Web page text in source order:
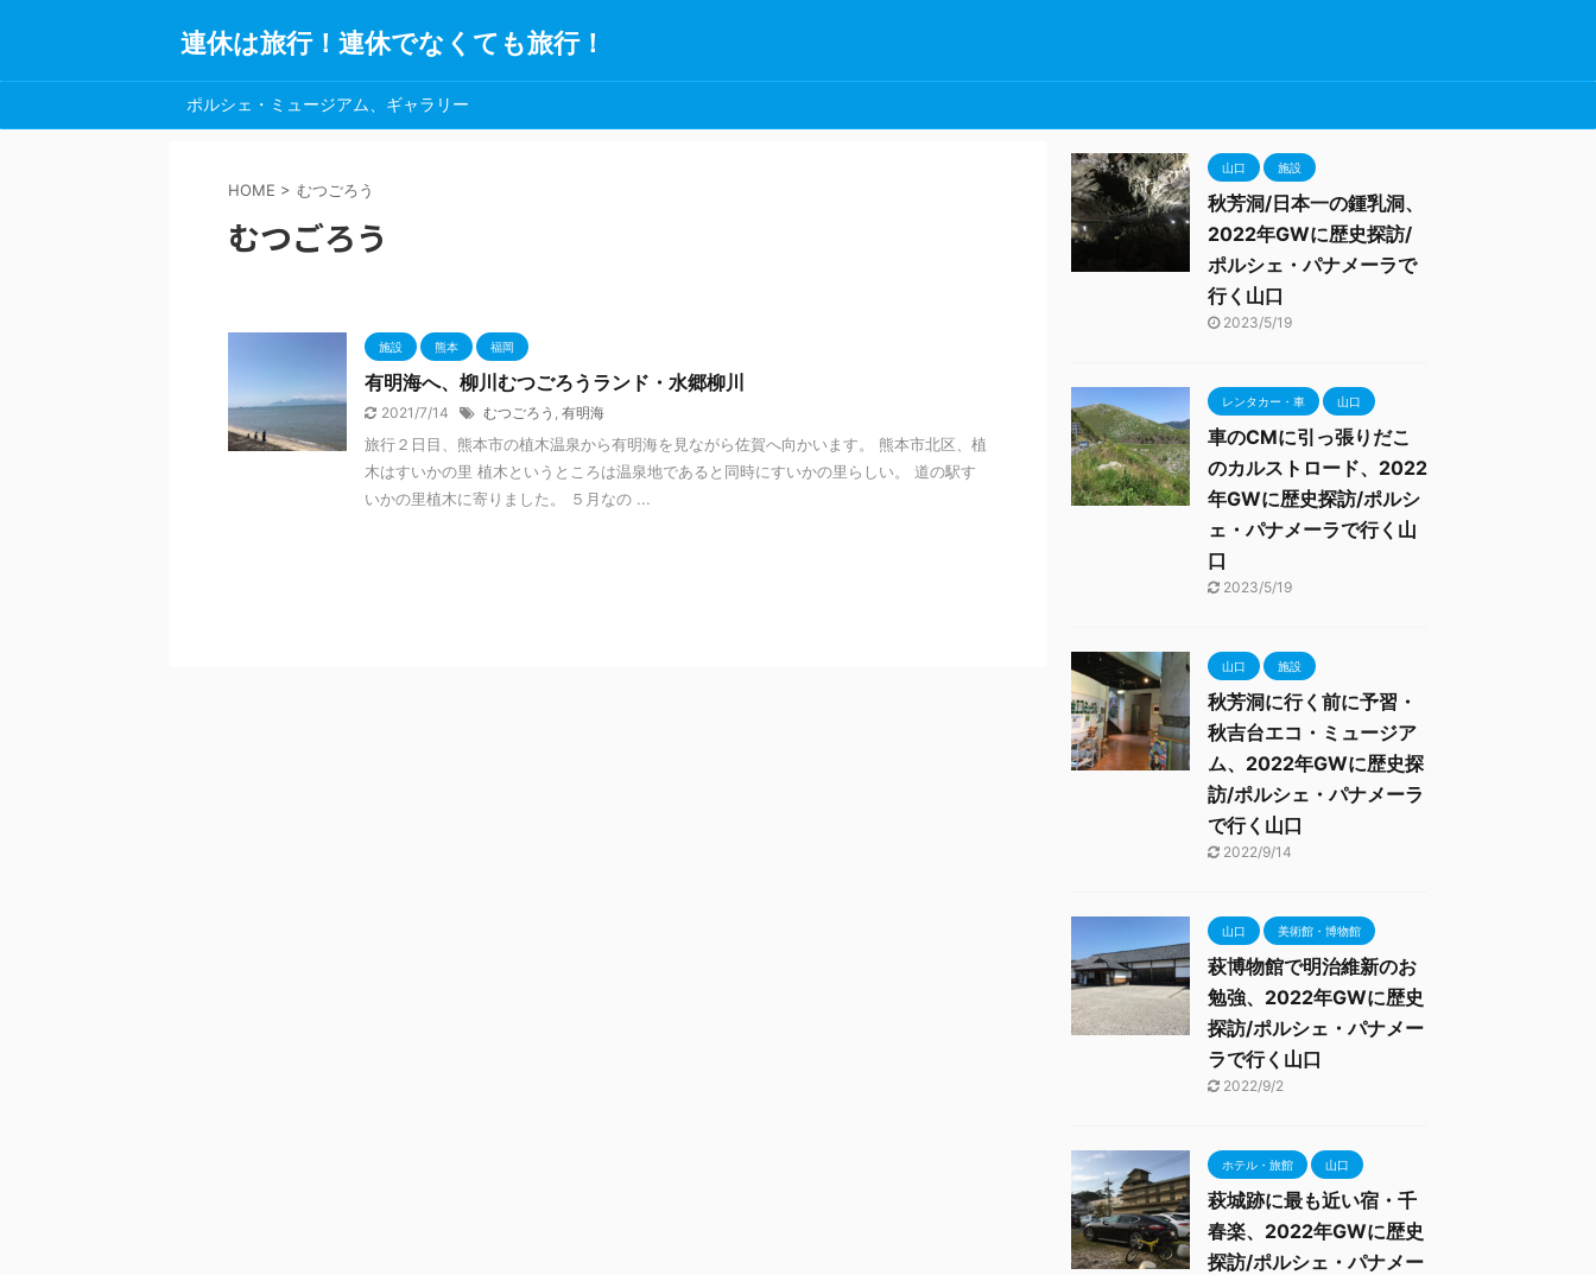
連休は旅行！連休でなくても旅行！
ポルシェ・ミュージアム、ギャラリー
HOME > むつごろう
むつごろう
施設 熊本 福岡
有明海へ、柳川むつごろうランド・水郷柳川
2021/7/14 むつごろう , 有明海
旅行２日目、熊本市の植木温泉から有明海を見ながら佐賀へ向かいます。 熊本市北区、植
木はすいかの里 植木というところは温泉地であると同時にすいかの里らしい。 道の駅す
いかの里植木に寄りました。 ５月なの ...
山口 施設
秋芳洞/日本一の鍾乳洞、
2022年GWに歴史探訪/
ポルシェ・パナメーラで
行く山口
2023/5/19
レンタカー・車 山口
車のCMに引っ張りだこ
のカルストロード、2022
年GWに歴史探訪/ポルシ
ェ・パナメーラで行く山
口
2023/5/19
山口 施設
秋芳洞に行く前に予習・
秋吉台エコ・ミュージア
ム、2022年GWに歴史探
訪/ポルシェ・パナメーラ
で行く山口
2022/9/14
山口 美術館・博物館
萩博物館で明治維新のお
勉強、2022年GWに歴史
探訪/ポルシェ・パナメー
ラで行く山口
2022/9/2
ホテル・旅館 山口
萩城跡に最も近い宿・千
春楽、2022年GWに歴史
探訪/ポルシェ・パナメー